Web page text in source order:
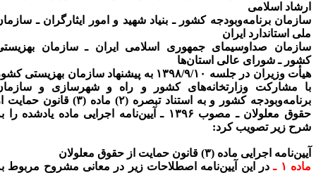
اسلامی
برنامه‌وبودجه کشور ـ بنیاد شهید و امور ایثارگران ـ سازمان
استاندارد ایران
صداوسیمای جمهوری اسلامی ایران ـ سازمان بهزیستی
ـ شورای عالی استان‌ها
هیأت وزیران در جلسه ۱۳۹۸/۹/۱۰ به پیشنهاد سازمان بهزیستی کشور
مشارکت وزارتخانه‌های کشور و راه و شهرسازی و سازمان
برنامه‌وبودجه کشور و به استناد تبصره (۲) ماده (۳) قانون حمایت از
حقوق معلولان ـ مصوب ۱۳۹۶ ـ آیین‌نامه اجرایی ماده یادشده را به
زیر تصویب کرد:
اجرایی ماده (۳) قانون حمایت از حقوق معلولان
۱ ـ
در این آیین‌نامه اصطلاحات زیر در معانی مشروح مربوط به